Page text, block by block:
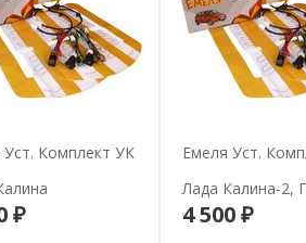
Уст. Комплект УК
₽
В корзину
Емеля Уст.
Лада Калина-2,
4 500 ₽В корзину